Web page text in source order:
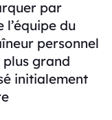
par
l’équipe du
personnel
grand
initialement